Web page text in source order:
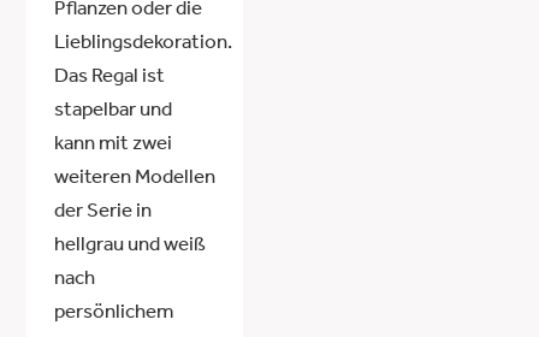
Pflanzen oder die
Lieblingsdekoration.
Das Regal ist
stapelbar und
kann mit zwei
weiteren Modellen
der Serie in
hellgrau und weiß
nach
persönlichem